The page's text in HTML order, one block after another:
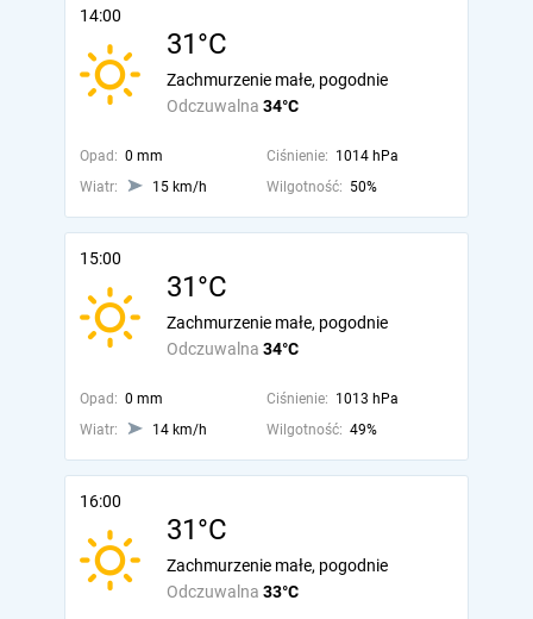
14:00
31°C
Odczuwalna 34°C
Zachmurzenie małe, pogodnie
Opad: 0 mm Ciśnienie: 1014 hPa
Wiatr:
15 km/h Wilgotność: 50%
15:00
31°C
Odczuwalna 34°C
Zachmurzenie małe, pogodnie
Opad: 0 mm Ciśnienie: 1013 hPa
Wiatr:
14 km/h Wilgotność: 49%
16:00
31°C
Odczuwalna 33°C
Zachmurzenie małe, pogodnie